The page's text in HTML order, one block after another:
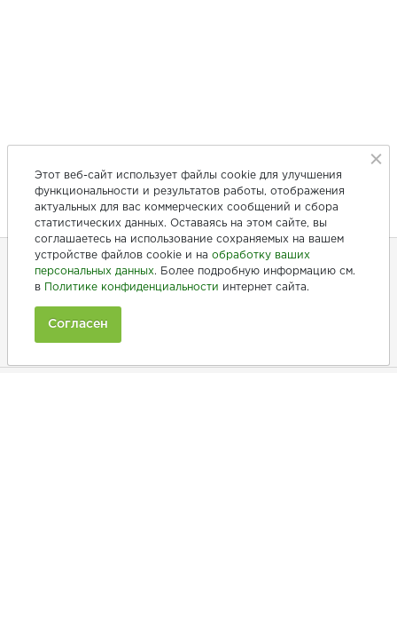
+7 (846) 275-20-10
Этот веб-сайт использует файлы cookie для улучшения
функциональности и результатов работы, отображения
актуальных для вас коммерческих сообщений и сбора
статистических данных. Оставаясь на этом сайте, вы
соглашаетесь на использование сохраняемых на вашем
устройстве файлов cookie и на обработку ваших
персональных данных. Более подробную информацию см.
в
Политике конфиденциальности интернет сайта.
Согласен